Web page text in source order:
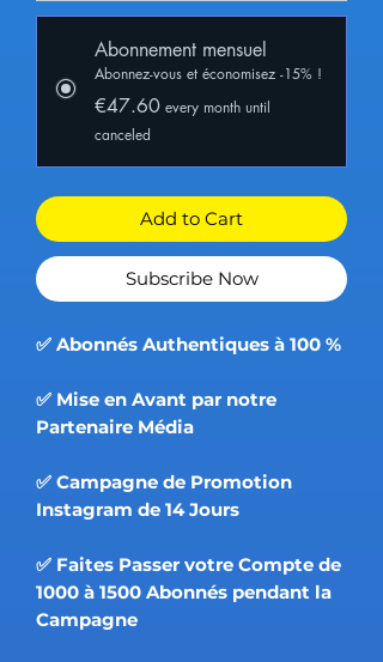
Abonnement mensuel
Abonnez-vous et économisez -15% !
€47.60 every month until
canceled
Add to Cart
Subscribe Now
✅ Abonnés Authentiques à 100 %
✅ Mise en Avant par notre
Partenaire Média
✅ Campagne de Promotion
Instagram de 14 Jours
✅ Faites Passer votre Compte de
1000 à 1500 Abonnés pendant la
Campagne